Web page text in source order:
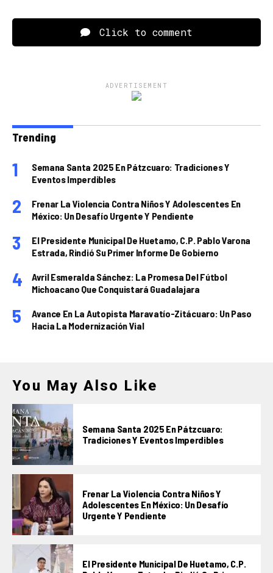
Click to comment
ADVERTISEMENT
Trending
Semana Santa 2025 En Pátzcuaro: Tradiciones Y
Eventos Imperdibles
Frenar La Violencia Contra Niños Y Adolescentes En
México: Un Desafío Urgente Y Pendiente
El Presidente Municipal De Huetamo, C.P. Pablo Varona
Estrada, Rindió Su Primer Informe De Gobierno
Avril Esmeralda Sánchez: La Promesa Del Fútbol
Michoacano Que Conquistará Guadalajara
Avance En La Autopista Maravatío-Zitácuaro: Un Paso
Hacia La Modernización Vial
You May Also Like
Semana Santa 2025 En Pátzcuaro:
Tradiciones Y Eventos Imperdibles
Frenar La Violencia Contra Niños Y
Adolescentes En México: Un Desafío
Urgente Y Pendiente
El Presidente Municipal De Huetamo, C.P.